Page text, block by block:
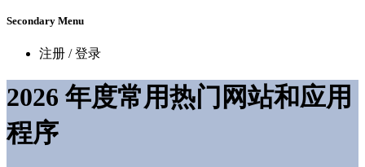
Secondary Menu
注册 / 登录
2026 年度常用热门网站和应用
程序